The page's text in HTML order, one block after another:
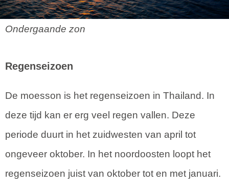
Ondergaande zon
Regenseizoen
De moesson is het regenseizoen in Thailand. In
deze tijd kan er erg veel regen vallen. Deze
periode duurt in het zuidwesten van april tot
ongeveer oktober. In het noordoosten loopt het
regenseizoen juist van oktober tot en met januari.